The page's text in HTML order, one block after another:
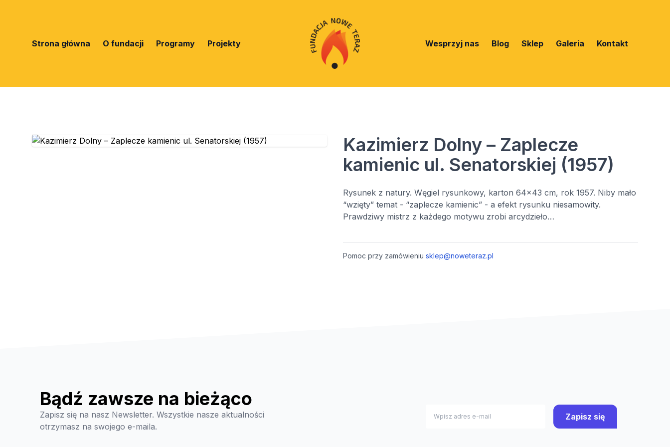
Strona główna O fundacji Programy Projekty Wesprzyj nas Blog Sklep Galeria Kontakt
Kazimierz Dolny – Zaplecze
kamienic ul. Senatorskiej (1957)
Rysunek z natury. Węgiel rysunkowy, karton 64x43 cm, rok 1957. Niby mało
“wzięty” temat - “zaplecze kamienic” - a efekt rysunku niesamowity.
Prawdziwy mistrz z każdego motywu zrobi arcydzieło…
Pomoc przy zamówieniu sklep@noweteraz.pl
Bądź zawsze na bieżąco
Zapisz się na nasz Newsletter. Wszystkie nasze aktualności
otrzymasz na swojego e-maila.
Zapisz się